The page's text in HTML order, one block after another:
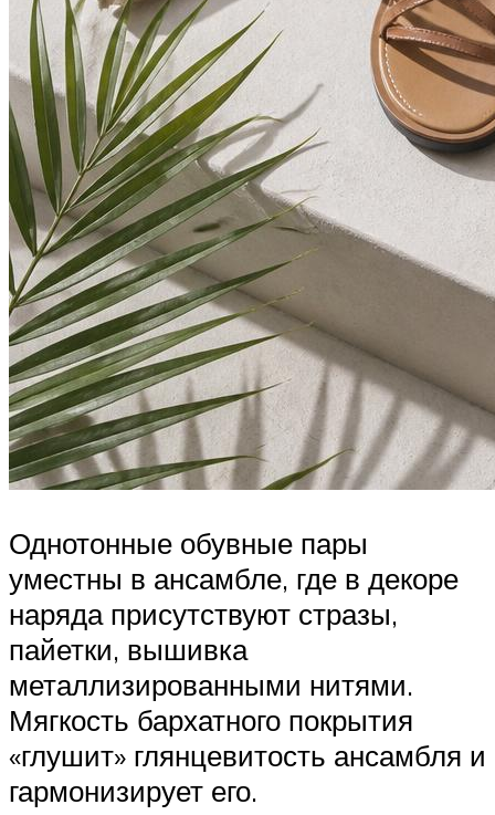
Однотонные обувные пары
уместны в ансамбле, где в декоре
наряда присутствуют стразы,
пайетки, вышивка
металлизированными нитями.
Мягкость бархатного покрытия
«глушит» глянцевитость ансамбля и
гармонизирует его.